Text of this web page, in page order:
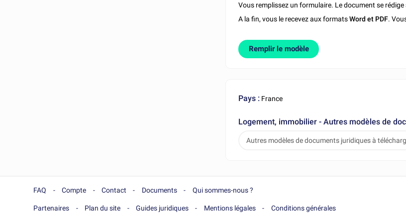
Vous remplissez un formulaire. Le document se
A la fin, vous le recevez aux formatsWord et PDF.
Remplir le modèle
Pays : France
Logement, immobilier - Autres modèles de
Autres modèles de documents juridiques à
FAQ Compte Contact Documents Qui sommes-nous ?
Partenaires Plan du site Guides juridiques Mentions légales Conditions générales